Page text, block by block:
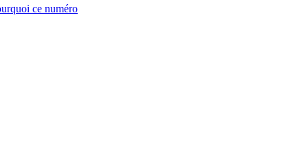
ce numéro